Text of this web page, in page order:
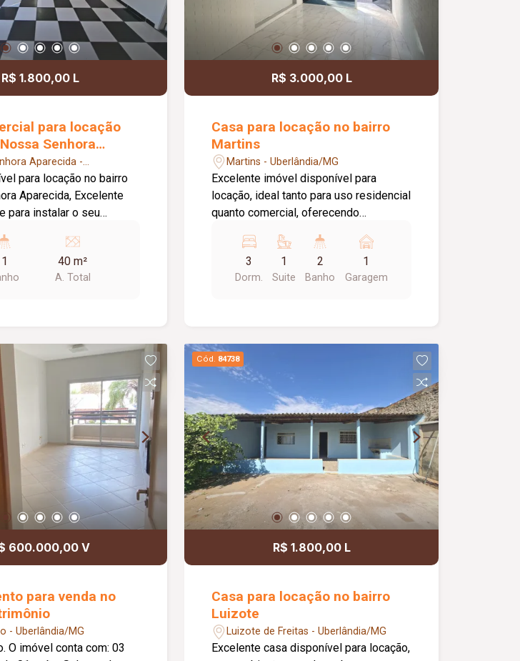
R$ 1.800,00 L
para locação
Senhora
Aparecida -
MGpara locação no bairro
Aparecida, Excelente
para instalar o seu
imóvel conta com teto em
proporcionando um
agradável e de fácil
oferecendo mais
visibilidade e uma
moderna para o seu
O espaço também
e banheiro, garantindo
o dia a dia da
em contato para mais
e agende uma visita.
1 40 m²
A. Total
R$ 3.000,00 L
Casa para locação no bairro
Martins
Martins - Uberlândia/MG
Excelente imóvel disponível para
locação, ideal tanto para uso residencial
quanto comercial, oferecendo
distribuição dos espaços. A casa conta
com 03 quartos com armários, sendo
01 suíte, 02 salas, 01 cozinha com
excelente oportunidade para quem
busca um imóvel versátil, com
excelente estrutura para morar ou
instalar seu negócio em um ambiente
confortável e funcional.
3
Dorm.
1
Suite
2
Banho
1
Garagem
600.000,00 V
para venda no
- Uberlândia/MG
03
Cód. 84738
R$ 1.800,00 L
Casa para locação no bairro
Luizote
Luizote de Freitas - Uberlândia/MG
Excelente casa disponível para locação,